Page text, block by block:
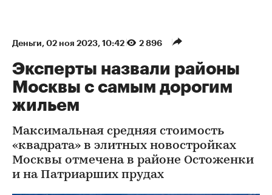
Деньги⁠, 02 ноя 2023, 10:42 2 896
Эксперты назвали районы
Москвы с самым дорогим
жильем
Максимальная средняя стоимость
«квадрата» в элитных новостройках
Москвы отмечена в районе Остоженки
и на Патриарших прудах